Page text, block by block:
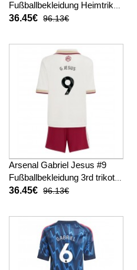
Fußballbekleidung Heimtrikot
Kinder 2025-26 Kurzarm (+
36.45€ 96.13€
Arsenal Gabriel Jesus #9
Fußballbekleidung 3rd trikot
Kinder 2025-26 Kurzarm (+
36.45€ 96.13€